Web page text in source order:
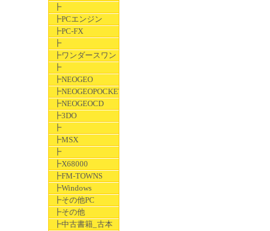
┣
┣PCエンジン
┣PC-FX
┣
┣ワンダースワン
┣
┣NEOGEO
┣NEOGEOPOCKET
┣NEOGEOCD
┣3DO
┣
┣MSX
┣
┣X68000
┣FM-TOWNS
┣Windows
┣その他PC
┣その他
┣中古書籍_古本